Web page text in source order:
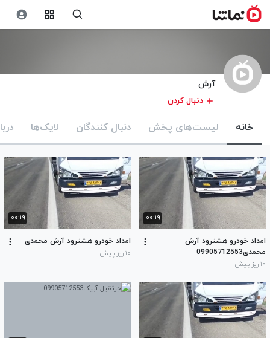
آرش
دنبال کردن
خانه لیست‌های پخش دنبال کنندگان لایک‌ها
۰۰:۱۹
امداد خودرو هشترود آرش
محمدی09905712553
۱۰ روز پیش
۰۰:۱۹
امداد خودرو هشترود آرش محمدی
۱۰ روز پیش